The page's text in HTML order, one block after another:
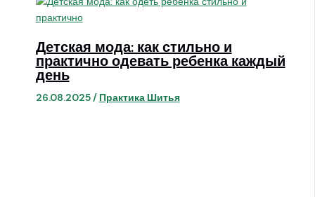
Детская мода: как стильно и
практично одевать ребенка каждый
день
26.08.2025/ Практика Шитья